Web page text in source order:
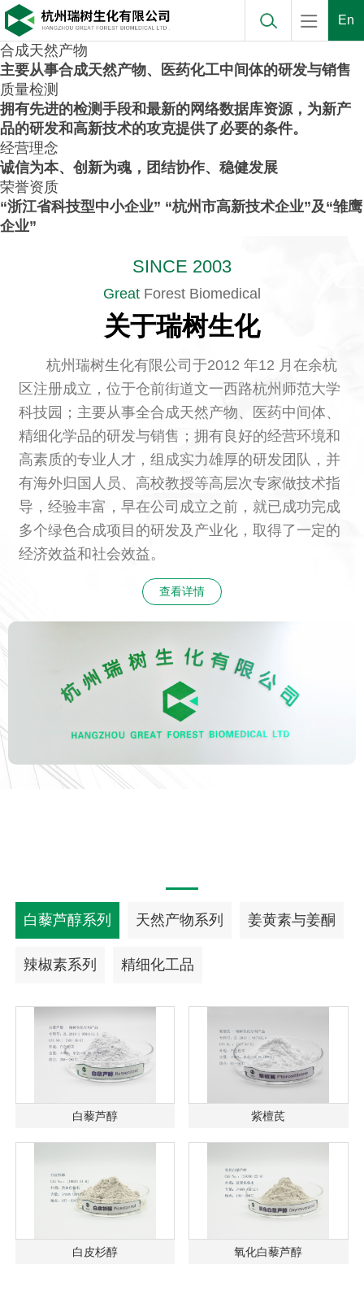
En
合成天然产物
主要从事合成天然产物、医药化工中间体的研发与销售
质量检测
拥有先进的检测手段和最新的网络数据库资源，为新产
品的研发和高新技术的攻克提供了必要的条件。
经营理念
诚信为本、创新为魂，团结协作、稳健发展
荣誉资质
“浙江省科技型中小企业” “杭州市高新技术企业”及“雏鹰
企业”
SINCE 2003
Great Forest Biomedical
关于瑞树生化
杭州瑞树生化有限公司 于2012 年12 月在余杭
区注册成立，位于仓前街道文一西路杭州师范大学
科技园；主要从事全合成天然产物、医药中间体、
精细化学品的研发与销售；拥有良好的经营环境和
高素质的专业人才，组成实力雄厚的研发团队，并
有海外归国人员、高校教授等高层次专家做技术指
导，经验丰富，早在公司成立之前，就已成功完成
多个绿色合成项目的研发及产业化，取得了一定的
经济效益和社会效益。
查看详情
白藜芦醇系列 天然产物系列 姜黄素与姜酮
辣椒素系列 精细化工品
白藜芦醇 紫檀芪
白皮杉醇 氧化白藜芦醇